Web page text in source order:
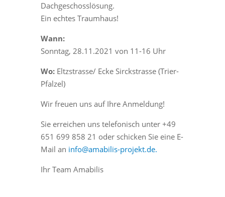
Dachgeschosslösung.
Ein echtes Traumhaus!
Wann:
Sonntag, 28.11.2021 von 11-16 Uhr
Wo:Eltzstrasse/ Ecke Sirckstrasse (Trier-
Pfalzel)
Wir freuen uns auf Ihre Anmeldung!
Sie erreichen uns telefonisch unter +49
651 699 858 21 oder schicken Sie eine E-
Mail an info@amabilis-projekt.de.
Ihr Team Amabilis